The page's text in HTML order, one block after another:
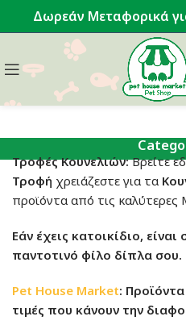
Δωρεάν Μεταφορικά
Τροφές Κουνελιών:Βρείτε
Τροφή χρειάζεστε για τα
προϊόντα από τις καλύτερες
Εάν έχεις κατοικίδιο, είναι
παντοτινό φίλο δίπλα σου.
Pet House Market:
τιμές που κάνουν την